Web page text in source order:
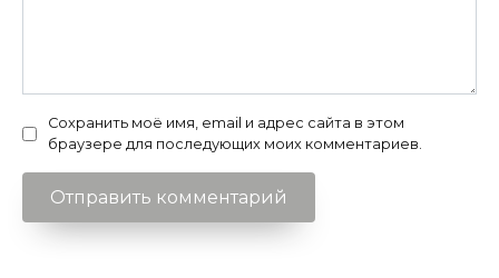
Сохранить моё имя, email и адрес сайта в этом
браузере для последующих моих комментариев.